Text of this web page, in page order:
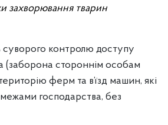
захворювання тварин
суворого контролю доступу
(заборона стороннім особам
ферм та в’їзд машин, які
господарства, без